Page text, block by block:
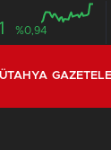
%0,94